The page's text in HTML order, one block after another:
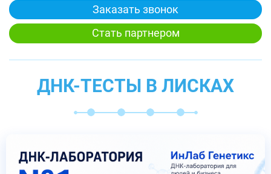
Заказать звонок
Стать партнером
ДНК-ТЕСТЫ В ЛИСКАХ